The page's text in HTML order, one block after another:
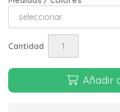
Cantidad
Añadir